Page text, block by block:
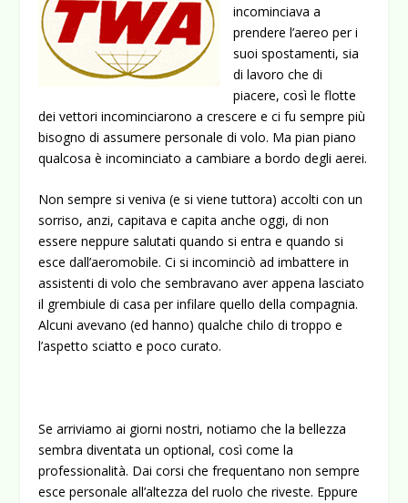
incominciava a
prendere l’aereo per i
suoi spostamenti, sia
di lavoro che di
piacere, così le flotte
dei vettori incominciarono a crescere e ci fu sempre più
bisogno di assumere personale di volo. Ma pian piano
qualcosa è incominciato a cambiare a bordo degli aerei.
Non sempre si veniva (e si viene tuttora) accolti con un
sorriso, anzi, capitava e capita anche oggi, di non
essere neppure salutati quando si entra e quando si
esce dall’aeromobile. Ci si incominciò ad imbattere in
assistenti di volo che sembravano aver appena lasciato
il grembiule di casa per infilare quello della compagnia.
Alcuni avevano (ed hanno) qualche chilo di troppo e
l’aspetto sciatto e poco curato.
Se arriviamo ai giorni nostri, notiamo che la bellezza
sembra diventata un optional, così come la
professionalità. Dai corsi che frequentano non sempre
esce personale all’altezza del ruolo che riveste. Eppure